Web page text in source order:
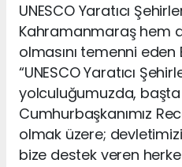
UNESCO Yaratıcı
Kahramanmaraş hem
olmasını temenni
“UNESCO Yaratıcı
yolculuğumuzda, başta
Cumhurbaşkanımız
olmak üzere;
bize destek veren